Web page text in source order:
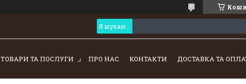
ТОВАРИ ТА ПОСЛУГИ ПРО НАС КОНТАКТИ ДОСТАВКА ТА